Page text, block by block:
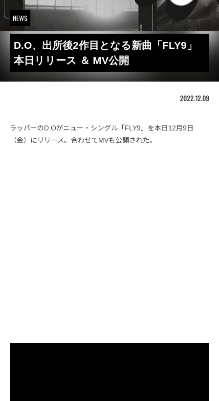
NEWS
D.O、出所後2作目となる新曲「FLY9」
本日リリース ＆ MV公開
2022.12.09
ラッパーのD.Oがニュー・シングル「FLY9」を本日12月9日
（金）にリリース。合わせてMVも公開された。